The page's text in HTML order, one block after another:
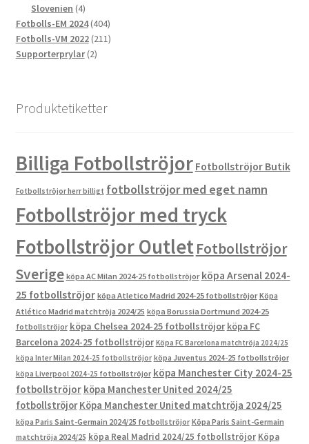
produkter
Slovenien 44
produkter
Fotbolls-EM 2024 404404
produkter
Fotbolls-VM 2022 211211
Supporterprylar 22
Produktetiketter
Billiga Fotbollströjor Fotbollströjor Butik
Fotbollströjor herr billigt fotbollströjor med eget namn
Fotbollströjor med tryck
Fotbollströjor OutletFotbollströjor
Sverige köpa AC Milan 2024-25 fotbollströjor köpa Arsenal 2024-
25 fotbollströjor köpa Atletico Madrid 2024-25 fotbollströjor Köpa
Atlético Madrid matchtröja 2024/25 köpa Borussia Dortmund 2024-25
fotbollströjor köpa Chelsea 2024-25 fotbollströjor köpa FC
Barcelona 2024-25 fotbollströjor Köpa FC Barcelona matchtröja 2024/25
köpa Inter Milan 2024-25 fotbollströjor köpa Juventus 2024-25 fotbollströjor
köpa Liverpool 2024-25 fotbollströjor köpa Manchester City 2024-25
fotbollströjor köpa Manchester United 2024/25
fotbollströjor Köpa Manchester United matchtröja 2024/25
köpa Paris Saint-Germain 2024/25 fotbollströjor Köpa Paris Saint-Germain
matchtröja 2024/25 köpa Real Madrid 2024/25 fotbollströjor Köpa